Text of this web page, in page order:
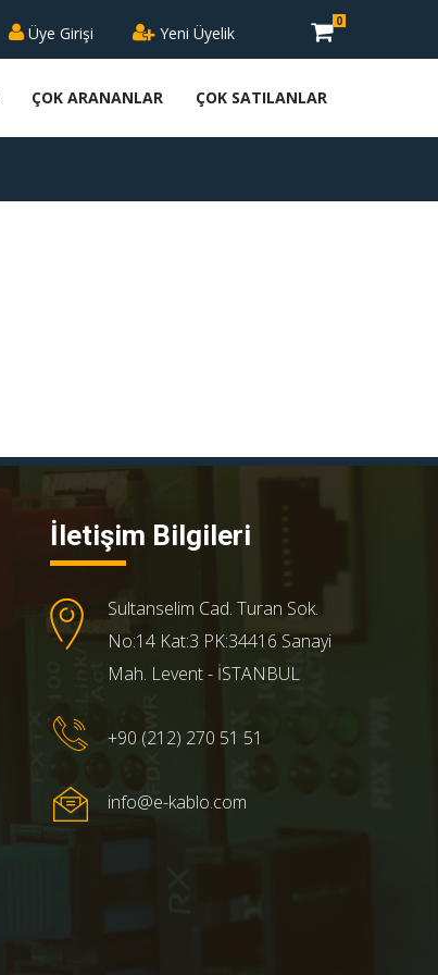
Üye Girişi Yeni Üyelik
0
ÇOK ARANANLAR ÇOK SATILANLAR
İletişim Bilgileri
Sultanselim Cad. Turan Sok.
No:14 Kat:3 PK:34416 Sanayi
Mah. Levent - İSTANBUL
+90 (212) 270 51 51
info@e-kablo.com